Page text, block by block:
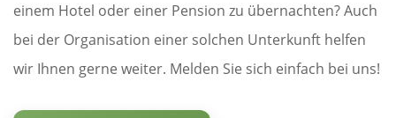
einem Hotel oder einer Pension zu übernachten? Auch
bei der Organisation einer solchen Unterkunft helfen
wir Ihnen gerne weiter. Melden Sie sich einfach bei uns!